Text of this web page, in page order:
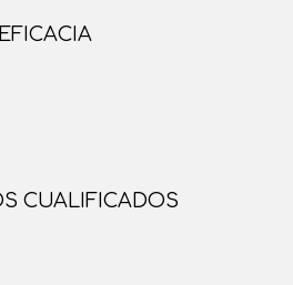
EFICACIA
CUALIFICADOS